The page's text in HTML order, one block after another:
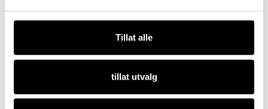
Tillat alle
tillat utvalg
informasjonskapsler ved å gå til
bort en tredjepartsleverandørs bruk av
informasjonskapsler ved å gå tilbortvalgsiden for
Network Advertising Initiative
Slik administrerer du informasjonskapsler (nettvett.no)